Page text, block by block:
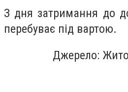
З дня затримання до
перебуває під вартою.
Джерело: